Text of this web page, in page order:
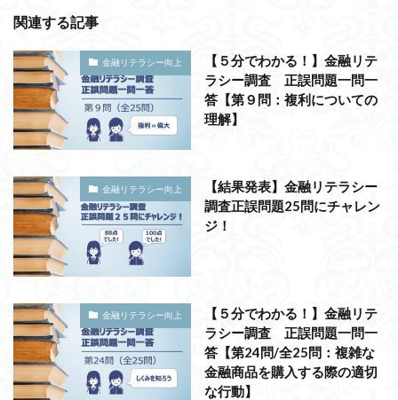
関連する記事
金融リテラシー向上
【５分でわかる！】金融リテ
ラシー調査 正誤問題一問一
答【第９問：複利についての
理解】
金融リテラシー向上
【結果発表】金融リテラシー
調査正誤問題25問にチャレン
ジ！
金融リテラシー向上
【５分でわかる！】金融リテ
ラシー調査 正誤問題一問一
答【第24問/全25問：複雑な
金融商品を購入する際の適切
な行動】